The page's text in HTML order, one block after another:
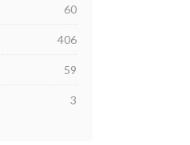
60
406
59
3